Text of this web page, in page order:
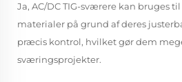
Ja, AC/DC TIG-sværere kan bruges
materialer på grund af deres
præcis kontrol, hvilket gør dem
sværingsprojekter.